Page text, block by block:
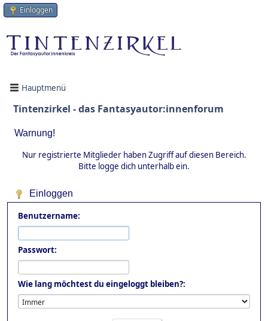
Einloggen
Hauptmenü
Tintenzirkel - das Fantasyautor:innenforum
Warnung!
Nur registrierte Mitglieder haben Zugriff auf diesen Bereich.
Bitte logge dich unterhalb ein.
Einloggen
Benutzername:
Passwort:
Wie lang möchtest du eingeloggt bleiben?: